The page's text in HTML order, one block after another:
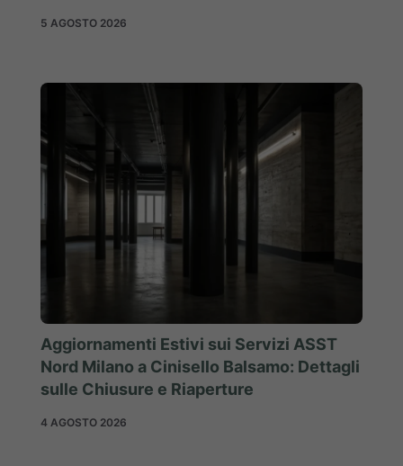
5 AGOSTO 2026
Aggiornamenti Estivi sui Servizi ASST
Nord Milano a Cinisello Balsamo: Dettagli
sulle Chiusure e Riaperture
4 AGOSTO 2026